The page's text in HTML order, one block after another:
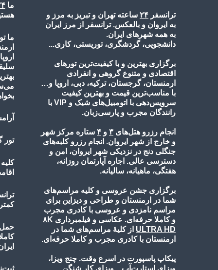
ما
ما
تور
حمل
ترانسفر ۲۴ ساعته تهران و تبریز به مرز و
به ایروان و بالعکس. ترانسفر از مرز ایران
به همه شهرهای ایران.
دانشجویی، گردشگری، توریستی، کاری...
برگزاری بهترین و با کیفیت‌ترین تورهای
اقتصادی و متنوع گروهی و انفرادی
ارمنستان، گرجستان، ترکیه، دبی، اروپا و…
با مناسب‌ترین قیمت و بهترین کیفیت
سرویس‌دهی با اتومبیل‌های شیک و VIP با
رانندگان مجرب و پارسی‌زبان.
انجام رزرو هتل‌های ۳ و ۴ ستاره مرکز شهر
و خارج از شهر ایروان. انجام رزرو کلبه‌های
جنگلی دنج در نزدیکی شهر ایروان، امن و
دسترسی عالی. اجاره آپارتمان روزانه،
هفتگی، ماهیانه، سالیانه.
برگزاری جشن عروسی و کلیه مراسم‌های
شما در ارمنستان و طراحی و دیزاین برای
مراسم نامزدی و عروسی با کادری مجرب
و کاملا حرفه‌ای. عکاسی و فیلمبرداری ۸K
ULTRA HD از کلیۀ مراسم‌های شما در
ارمنستان با کادری مجرب و کاملا حرفه‌ای.
پیکاپ پاسپورت در اسرع وقت. چنج ویزا،
ویزای استارت‌آپ... ویزای کار شنگن